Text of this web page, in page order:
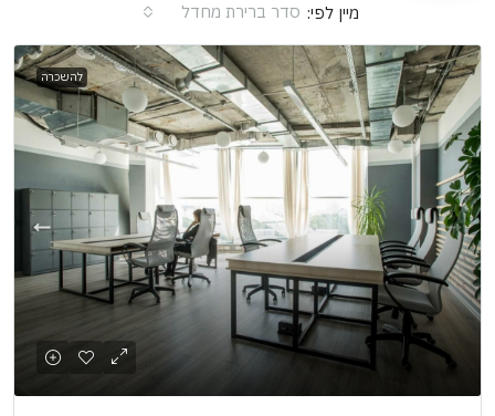
מיין לפי: סדר ברירת מחדל
להשכרה